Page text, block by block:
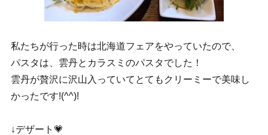
私たちが行った時は北海道フェアをやっていたので、
パスタは、雲丹とカラスミのパスタでした！
雲丹が贅沢に沢山入っていてとてもクリーミーで美味し
かったです!(^^)!
↓デザート💗